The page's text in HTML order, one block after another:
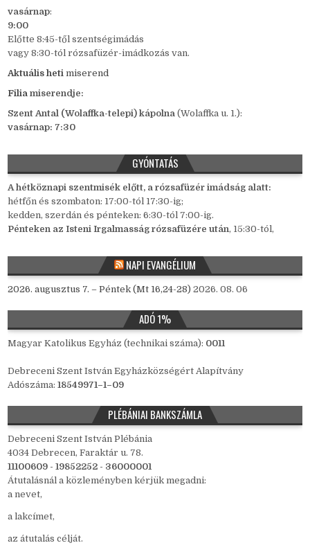
vasárnap:
9:00
Előtte 8:45-től szentségimádás
vagy 8:30-tól rózsafüzér-imádkozás van.
Aktuális heti miserend
Filia miserendje:
Szent Antal (Wolaffka-telepi) kápolna (Wolaffka u. 1.):
vasárnap: 7:30
GYÓNTATÁS
A hétköznapi szentmisék előtt, a rózsafüzér imádság alatt:
hétfőn és szombaton: 17:00-tól 17:30-ig;
kedden, szerdán és pénteken: 6:30-tól 7:00-ig.
Pénteken az Isteni Irgalmasság rózsafüzére után, 15:30-tól,
NAPI EVANGÉLIUM
2026. augusztus 7. – Péntek (Mt 16,24-28) 2026. 08. 06
ADÓ 1%
Magyar Katolikus Egyház (technikai száma): 0011
Debreceni Szent István Egyházközségért Alapítvány
Adószáma:18549971–1–09
PLÉBÁNIAI BANKSZÁMLA
Debreceni Szent István Plébánia
4034 Debrecen, Faraktár u. 78.
11100609 - 19852252 - 36000001
Átutalásnál a közleményben kérjük megadni:
a nevet,
a lakcímet,
az átutalás célját.